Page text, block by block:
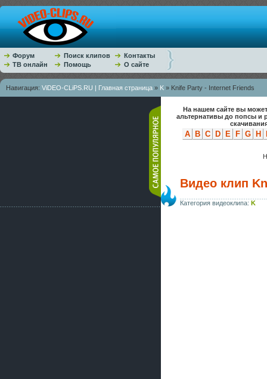
Форум Поиск клипов
Контакты
ТВ онлайн
Помощь О сайте
Навигация: ViDEO-CLiPS.RU | Главная страница » K » Knife Party - Internet Friends
На нашем сайте вы
альтернативы до попсы и
A B C D E F G H
Видео клип
Категория видеоклипа: K